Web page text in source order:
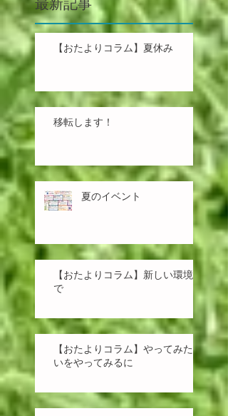
最新記事
で
いをやってみるに